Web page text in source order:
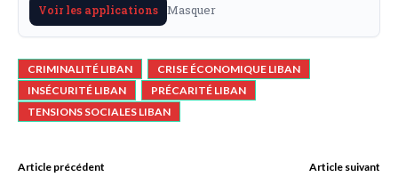
Voir les applications Masquer
CRIMINALITÉ LIBAN
CRISE ÉCONOMIQUE LIBAN
INSÉCURITÉ LIBAN
PRÉCARITÉ LIBAN
TENSIONS SOCIALES LIBAN
Article précédent Article suivant